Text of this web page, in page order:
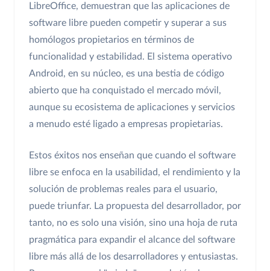
LibreOffice, demuestran que las aplicaciones de
software libre pueden competir y superar a sus
homólogos propietarios en términos de
funcionalidad y estabilidad. El sistema operativo
Android, en su núcleo, es una bestia de código
abierto que ha conquistado el mercado móvil,
aunque su ecosistema de aplicaciones y servicios
a menudo esté ligado a empresas propietarias.
Estos éxitos nos enseñan que cuando el software
libre se enfoca en la usabilidad, el rendimiento y la
solución de problemas reales para el usuario,
puede triunfar. La propuesta del desarrollador, por
tanto, no es solo una visión, sino una hoja de ruta
pragmática para expandir el alcance del software
libre más allá de los desarrolladores y entusiastas.